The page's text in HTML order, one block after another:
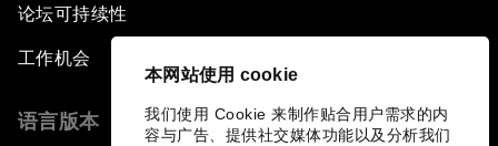
本网站使用 cookie
我们使用 Cookie 来制作贴合用户需求的内
容与广告、提供社交媒体功能以及分析我们
论坛可持续性
工作机会
语言版本